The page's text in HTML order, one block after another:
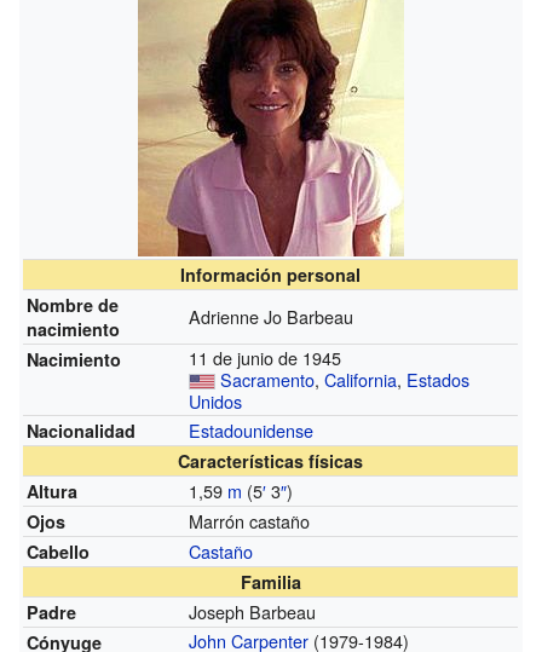
Información personal
Nombre de
nacimiento
Adrienne Jo Barbeau
Nacimiento
11 de junio de 1945
Sacramento,California, Estados
Unidos
Nacionalidad Estadounidense
Características físicas
Altura
1,59 m (5′3″)
Ojos Marrón castaño
Cabello Castaño
Familia
Padre
Joseph Barbeau
Cónyuge John Carpenter (1979-1984)